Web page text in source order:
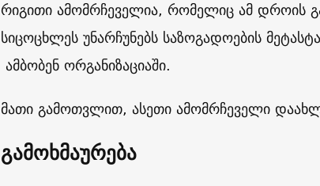
რიგითი ამომრჩეველია, რომელიც ამ დროის
სიცოცხლეს უნარჩუნებს საზოგადოების
ამბობენ ორგანიზაციაში.
მათი გამოთვლით, ასეთი ამომრჩეველი
გამოხმაურება